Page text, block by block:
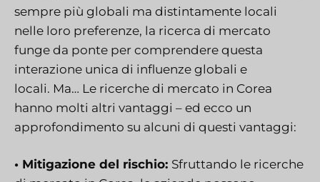
sempre più globali ma distintamente locali
nelle loro preferenze, la ricerca di mercato
funge da ponte per comprendere questa
interazione unica di influenze globali e
locali. Ma… Le ricerche di mercato in Corea
hanno molti altri vantaggi – ed ecco un
approfondimento su alcuni di questi vantaggi:
• Mitigazione del rischio: Sfruttando le ricerche